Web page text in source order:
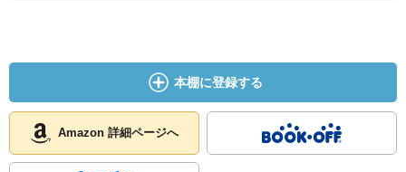
本棚に登録する
Amazon 詳細ページへ